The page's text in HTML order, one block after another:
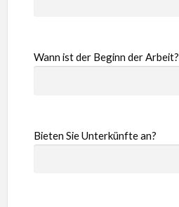
Wann ist der Beginn der Arbeit?
Bieten Sie Unterkünfte an?